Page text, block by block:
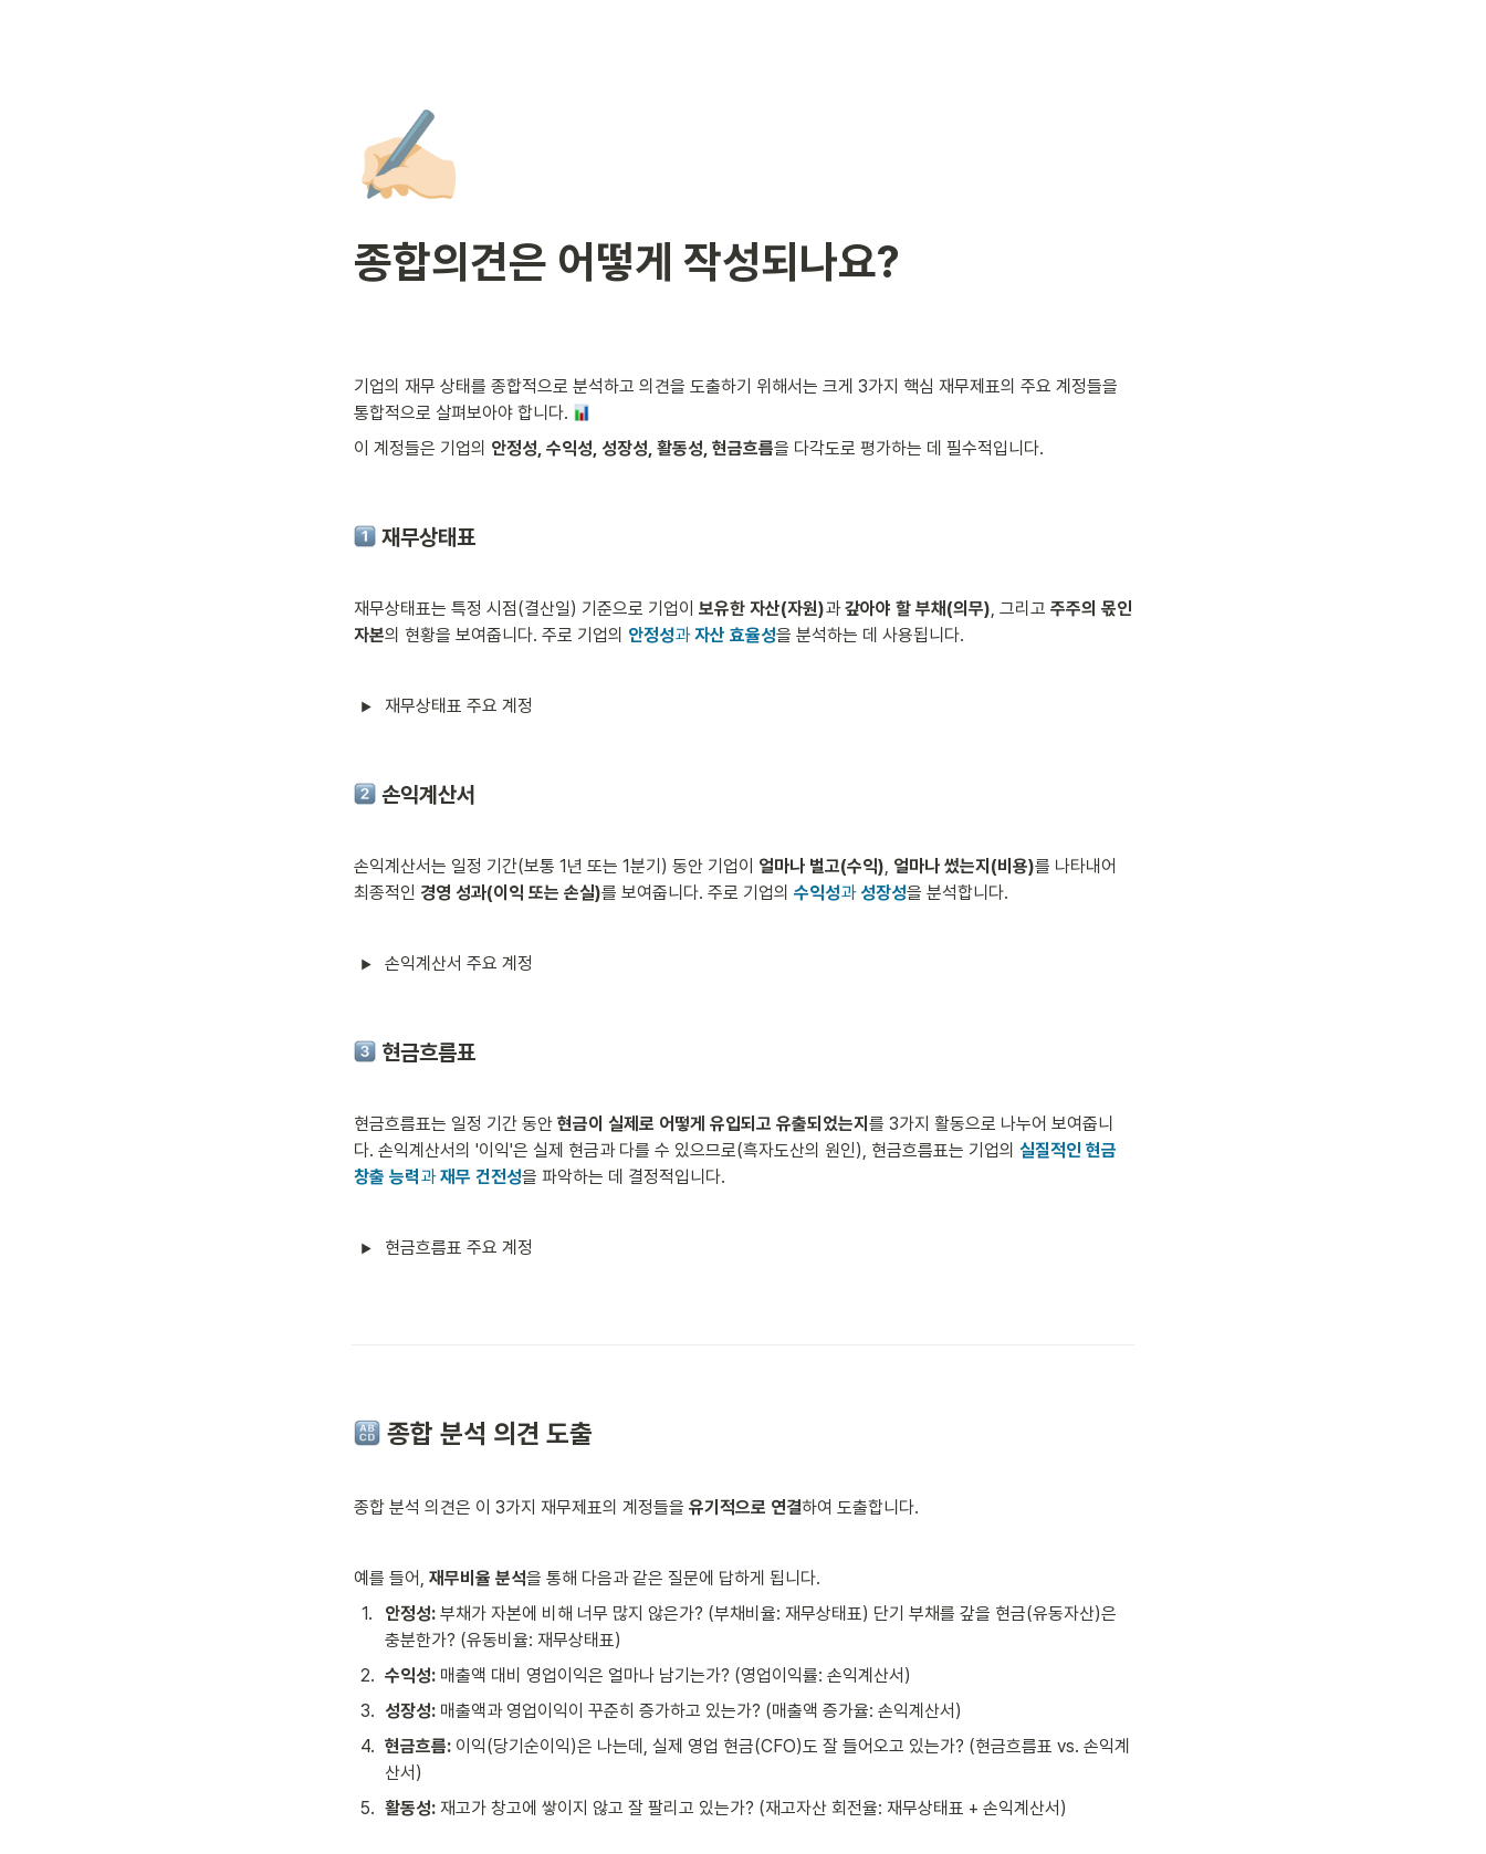
✍🏻
종합의견은 어떻게 작성되나요?
기업의 재무 상태를 종합적으로 분석하고 의견을 도출하기 위해서는 크게 3가지 핵심 재무제표의 주요 계정들을
통합적으로 살펴보아야 합니다.
이 계정들은 기업의 안정성, 수익성, 성장성, 활동성, 현금흐름을 다각도로 평가하는 데 필수적입니다.
재무상태표
재무상태표는 특정 시점(결산일) 기준으로 기업이 보유한 자산(자원)과 갚아야 할 부채(의무), 그리고 주주의 몫인
자본의 현황을 보여줍니다. 주로 기업의 안정성과 자산 효율성을 분석하는 데 사용됩니다.
재무상태표 주요 계정
손익계산서
손익계산서는 일정 기간(보통 1년 또는 1분기) 동안 기업이 얼마나 벌고(수익), 얼마나 썼는지(비용)를 나타내어
최종적인 경영 성과(이익 또는 손실)를 보여줍니다. 주로 기업의 수익성과 성장성을 분석합니다.
손익계산서 주요 계정
현금흐름표
현금흐름표는 일정 기간 동안 현금이 실제로 어떻게 유입되고 유출되었는지 를 3가지 활동으로 나누어 보여줍니
다. 손익계산서의 '이익'은 실제 현금과 다를 수 있으므로(흑자도산의 원인), 현금흐름표는 기업의 실질적인 현금
창출 능력과 재무 건전성을 파악하는 데 결정적입니다.
현금흐름표 주요 계정
종합 분석 의견 도출
종합 분석 의견은 이 3가지 재무제표의 계정들을 유기적으로 연결하여 도출합니다.
예를 들어, 재무비율 분석을 통해 다음과 같은 질문에 답하게 됩니다.
1. 안정성: 부채가 자본에 비해 너무 많지 않은가? (부채비율: 재무상태표) 단기 부채를 갚을 현금(유동자산)은
충분한가? (유동비율: 재무상태표)
2. 수익성: 매출액 대비 영업이익은 얼마나 남기는가? (영업이익률: 손익계산서)
3. 성장성: 매출액과 영업이익이 꾸준히 증가하고 있는가? (매출액 증가율: 손익계산서)
4. 현금흐름: 이익(당기순이익)은 나는데, 실제 영업 현금(CFO)도 잘 들어오고 있는가? (현금흐름표 vs. 손익계
산서)
5. 활동성: 재고가 창고에 쌓이지 않고 잘 팔리고 있는가? (재고자산 회전율: 재무상태표 + 손익계산서)